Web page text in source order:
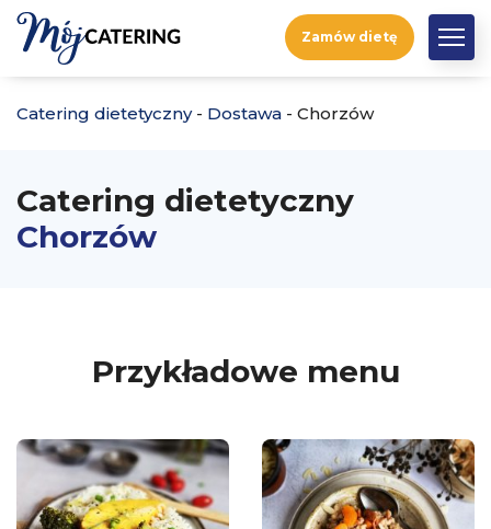
Zamów dietę
Catering dietetyczny- Dostawa - Chorzów
Catering dietetyczny
Chorzów
Przykładowe menu